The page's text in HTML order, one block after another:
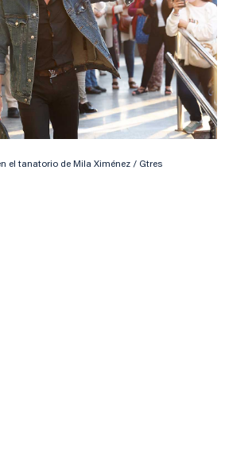
el tanatorio de Mila Ximénez / Gtres